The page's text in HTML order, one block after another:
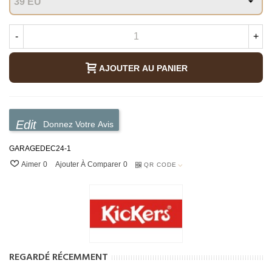
- +
AJOUTER AU PANIER
Donnez Votre Avis
GARAGEDEC24-1
Aimer 0 Ajouter À Comparer 0 QR CODE
REGARDÉ RÉCEMMENT